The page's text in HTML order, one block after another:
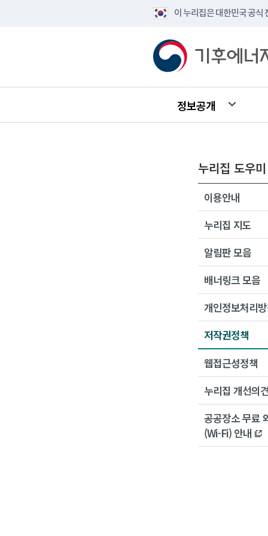
이 누리집은 대한민국 공식
정보공개
누리집 도우미
이용안내
누리집 지도
알림판 모음
배너링크 모음
개인정보처리
저작권정책
웹접근성정책
누리집 개선의
공공장소 무료
(Wi-Fi) 안내